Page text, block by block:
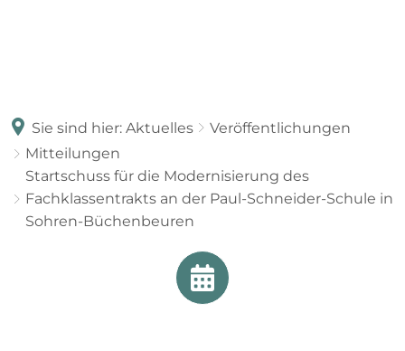
Sie sind hier: Aktuelles
Veröffentlichungen
Mitteilungen
Startschuss für die Modernisierung des
Fachklassentrakts an der Paul-Schneider-Schule in
Sohren-Büchenbeuren